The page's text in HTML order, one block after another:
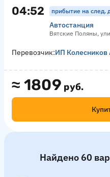
04:52 прибытие на след.
Автостанция
Вятские Поляны,
≈ 1809 руб.
Перевозчик:ИП Колесников
Найдено 60